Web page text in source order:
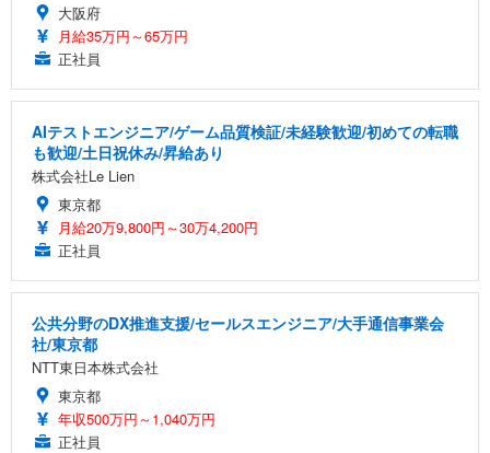
大阪府
月給35万円～65万円
正社員
AIテストエンジニア/ゲーム品質検証/未経験歓迎/初めての転職
も歓迎/土日祝休み/昇給あり
株式会社Le Lien
東京都
月給20万9,800円～30万4,200円
正社員
公共分野のDX推進支援/セールスエンジニア/大手通信事業会
社/東京都
NTT東日本株式会社
東京都
年収500万円～1,040万円
正社員